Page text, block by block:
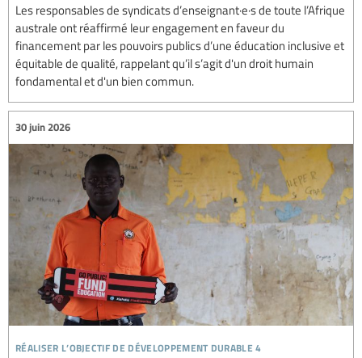
Les responsables de syndicats d’enseignant·e·s de toute l’Afrique
australe ont réaffirmé leur engagement en faveur du
financement par les pouvoirs publics d’une éducation inclusive et
équitable de qualité, rappelant qu’il s’agit d'un droit humain
fondamental et d'un bien commun.
réaliser l’objectif de développement durable 4
30 juin 2026